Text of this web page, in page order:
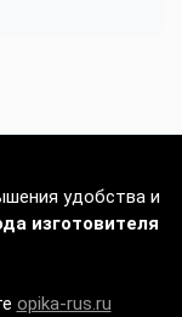
удобства и
изготовителя
opika-rus.ru